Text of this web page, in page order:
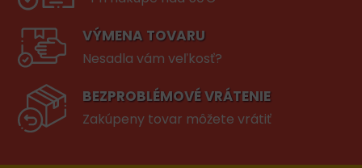
VÝMENA TOVARU
Nesadla vám veľkosť?
BEZPROBLÉMOVÉ VRÁTENIE
Zakúpeny tovar môžete vrátiť